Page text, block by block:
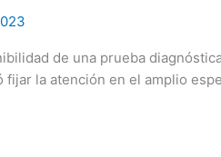
de una prueba
la atención en el amplio